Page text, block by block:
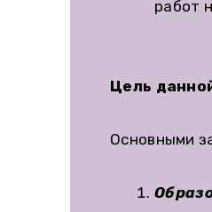
работ
Цель
Основными